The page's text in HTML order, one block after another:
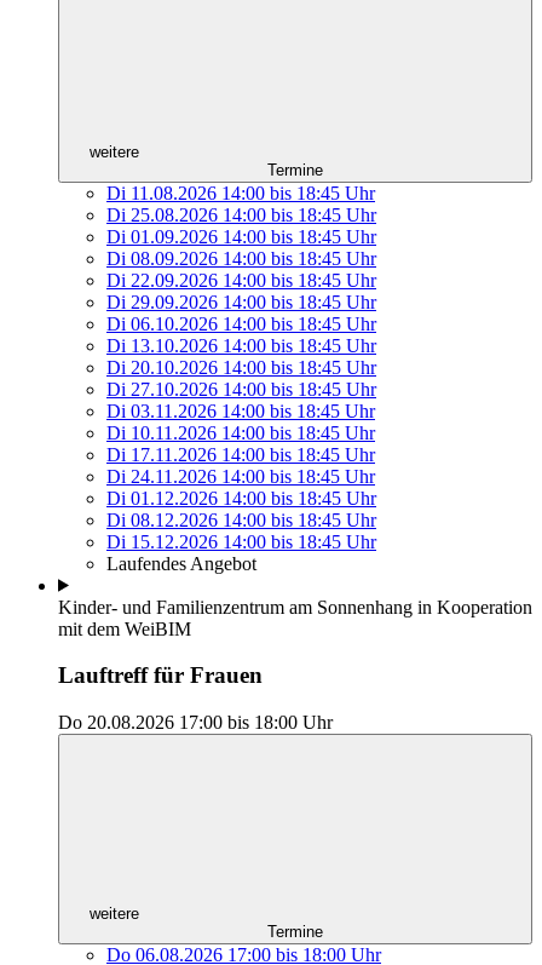
weitere
Termine
Di 11.08.2026 14:00 bis 18:45 Uhr
Di 25.08.2026 14:00 bis 18:45 Uhr
Di 01.09.2026 14:00 bis 18:45 Uhr
Di 08.09.2026 14:00 bis 18:45 Uhr
Di 22.09.2026 14:00 bis 18:45 Uhr
Di 29.09.2026 14:00 bis 18:45 Uhr
Di 06.10.2026 14:00 bis 18:45 Uhr
Di 13.10.2026 14:00 bis 18:45 Uhr
Di 20.10.2026 14:00 bis 18:45 Uhr
Di 27.10.2026 14:00 bis 18:45 Uhr
Di 03.11.2026 14:00 bis 18:45 Uhr
Di 10.11.2026 14:00 bis 18:45 Uhr
Di 17.11.2026 14:00 bis 18:45 Uhr
Di 24.11.2026 14:00 bis 18:45 Uhr
Di 01.12.2026 14:00 bis 18:45 Uhr
Di 08.12.2026 14:00 bis 18:45 Uhr
Di 15.12.2026 14:00 bis 18:45 Uhr
Laufendes Angebot
Kinder- und Familienzentrum am Sonnenhang in Kooperation
mit dem WeiBIM
Lauftreff für Frauen
Do 20.08.2026 17:00 bis 18:00 Uhr
weitere
Termine
Do 06.08.2026 17:00 bis 18:00 Uhr